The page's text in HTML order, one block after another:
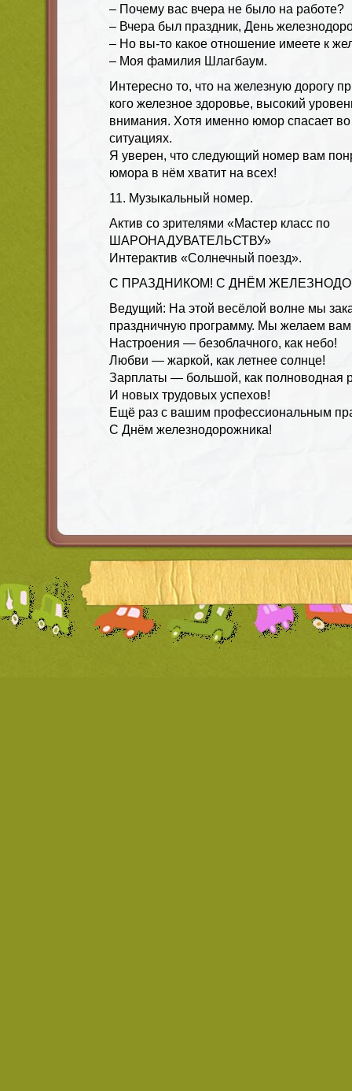
– Почему вас вчера не было на работе?
– Вчера был праздник, День
– Но вы-то какое отношение имеете к
– Моя фамилия Шлагбаум.
Интересно то, что на железную дорогу
кого железное здоровье, высокий
внимания. Хотя именно юмор спасает
ситуациях.
Я уверен, что следующий номер вам
юмора в нём хватит на всех!
11. Музыкальный номер.
Актив со зрителями «Мастер класс по
ШАРОНАДУВАТЕЛЬСТВУ»
Интерактив «Солнечный поезд».
С ПРАЗДНИКОМ! С ДНЁМ
Ведущий: На этой весёлой волне мы
праздничную программу. Мы желаем
Настроения — безоблачного, как небо!
Любви — жаркой, как летнее солнце!
Зарплаты — большой, как полноводная
И новых трудовых успехов!
Ещё раз с вашим профессиональным
С Днём железнодорожника!